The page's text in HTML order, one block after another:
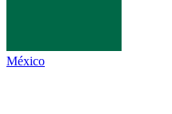
México